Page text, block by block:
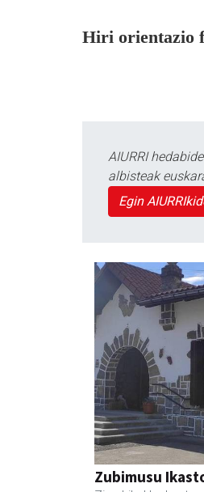
Hiri orientazio
AIURRI
albisteak
Egin
Zubimusu